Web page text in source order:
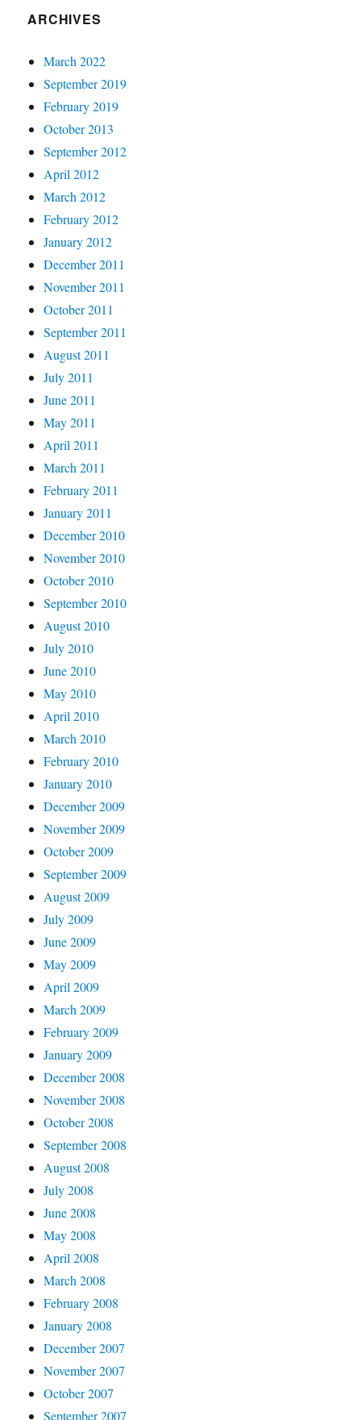
ARCHIVES
March 2022
September 2019
February 2019
October 2013
September 2012
April 2012
March 2012
February 2012
January 2012
December 2011
November 2011
October 2011
September 2011
August 2011
July 2011
June 2011
May 2011
April 2011
March 2011
February 2011
January 2011
December 2010
November 2010
October 2010
September 2010
August 2010
July 2010
June 2010
May 2010
April 2010
March 2010
February 2010
January 2010
December 2009
November 2009
October 2009
September 2009
August 2009
July 2009
June 2009
May 2009
April 2009
March 2009
February 2009
January 2009
December 2008
November 2008
October 2008
September 2008
August 2008
July 2008
June 2008
May 2008
April 2008
March 2008
February 2008
January 2008
December 2007
November 2007
October 2007
September 2007